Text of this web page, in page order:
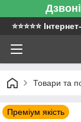
⭐️⭐️⭐️⭐️⭐️
Товари та
Преміум якість